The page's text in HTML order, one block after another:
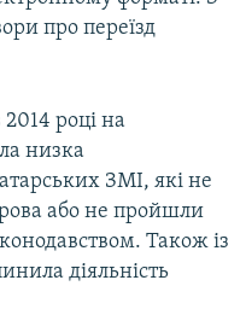
про переїзд
році на
низка
ЗМІ, які не
або не пройшли
Також із
діяльність